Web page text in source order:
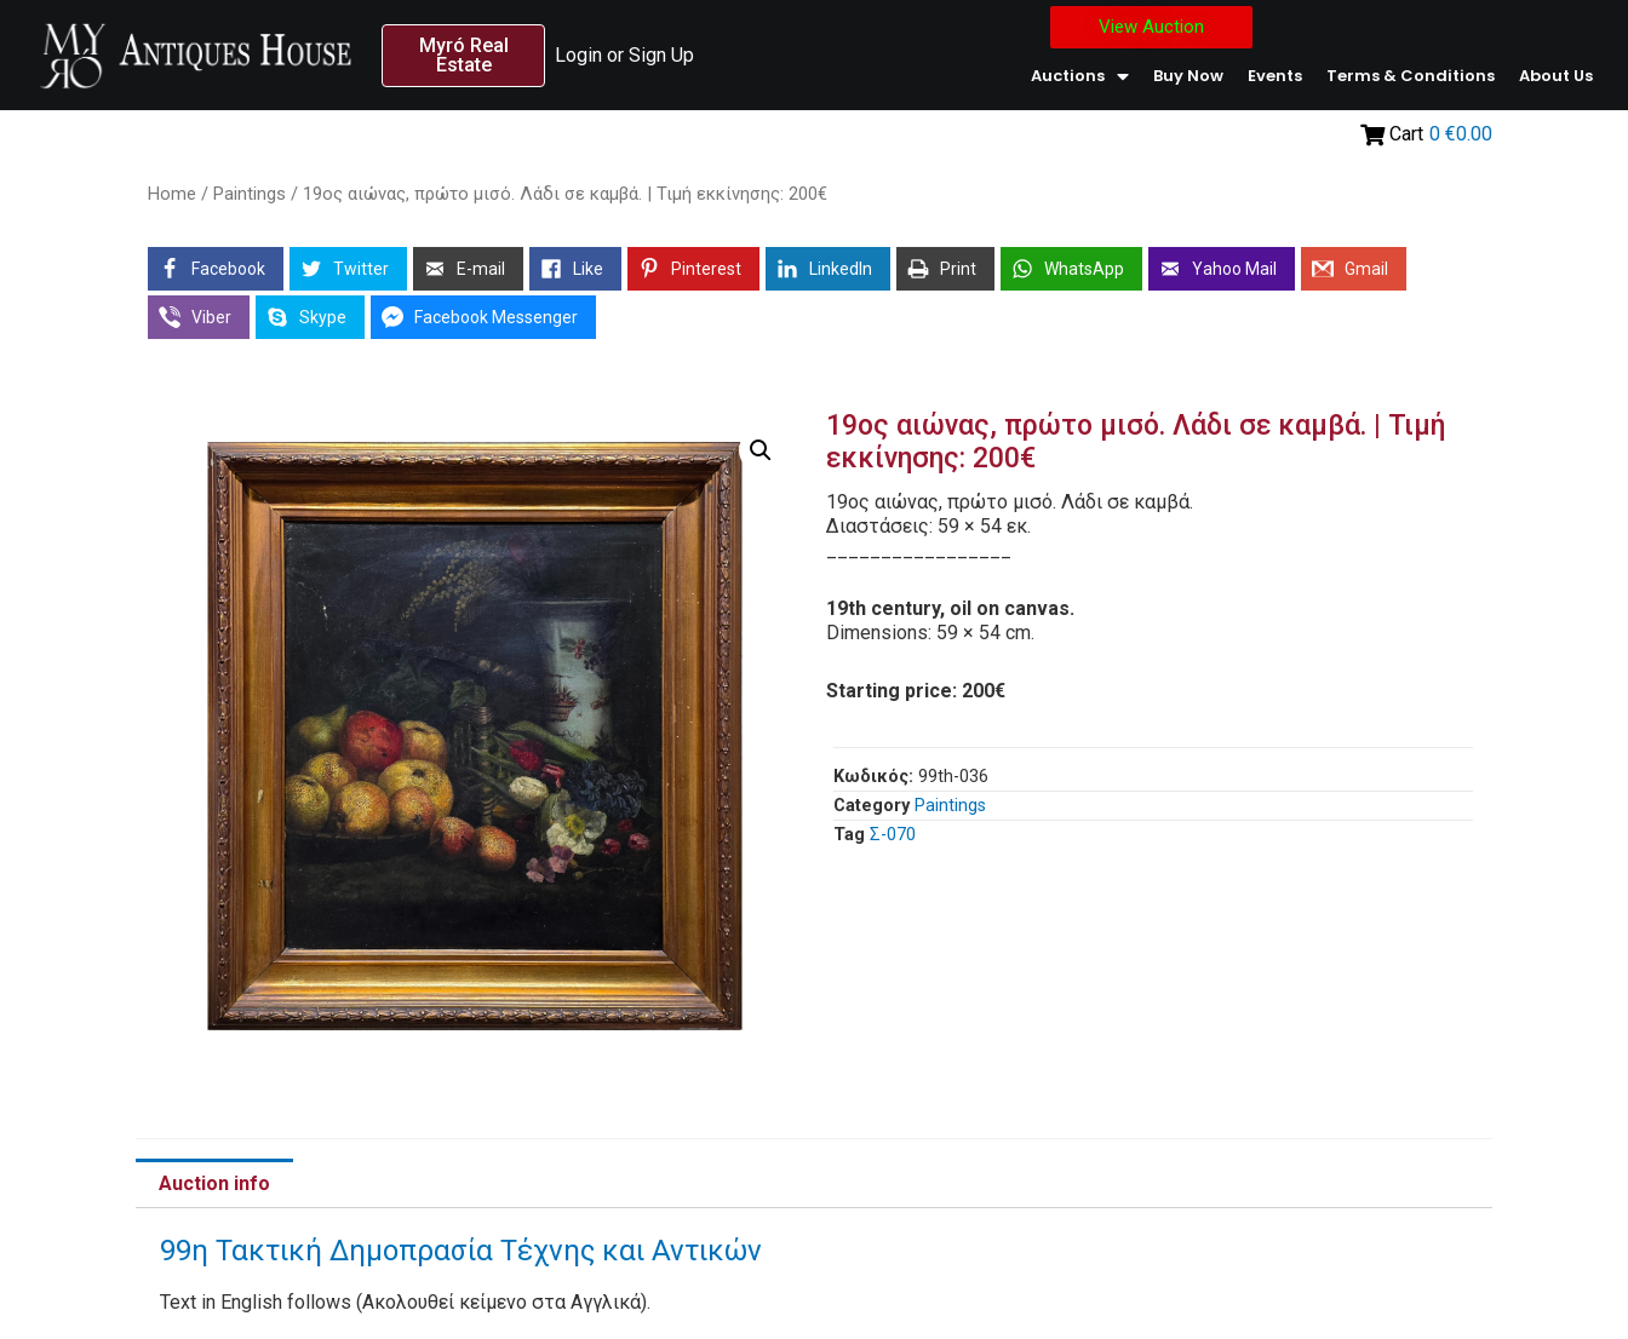
Myró Real
Estate
Login or Sign Up
View Auction
Auctions Buy Now Events Terms & Conditions About Us
Cart 0 €0.00
Home / Paintings / 19ος αιώνας, πρώτο μισό. Λάδι σε καμβά. | Τιμή εκκίνησης: 200€
Facebook Twitter E-mail Like Pinterest LinkedIn Print WhatsApp Yahoo Mail Gmail
Viber Skype Facebook Messenger
19ος αιώνας, πρώτο μισό. Λάδι σε καμβά. | Τιμή
εκκίνησης: 200€
19ος αιώνας, πρώτο μισό. Λάδι σε καμβά.
Διαστάσεις: 59 × 54 εκ.
19th century, oil on canvas.
Dimensions: 59 × 54 cm.
Starting price: 200€
Κωδικός: 99th-036
Category Paintings
Tag Σ-070
Auction info
99η Τακτική Δημοπρασία Τέχνης και Αντικών
Text in English follows (Ακολουθεί κείμενο στα Αγγλικά).